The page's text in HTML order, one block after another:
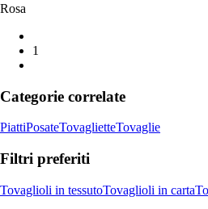
Rosa
1
Categorie correlate
PiattiPosateTovaglietteTovaglie
Filtri preferiti
Tovaglioli in tessutoTovaglioli in carta